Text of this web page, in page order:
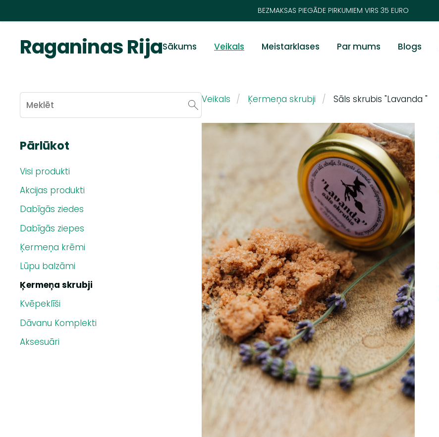
BEZMAKSAS PIEGĀDE PIRKUMIEM VIRS 35 EURO
Raganinas RijaSākums Veikals Meistarklases Par mums Blogs
Pārlūkot
Visi produkti
Akcijas produkti
Dabīgās ziedes
Dabīgās ziepes
Ķermeņa krēmi
Lūpu balzāmi
Ķermeņa skrubji
Kvēpeklīši
Dāvanu Komplekti
Aksesuāri
Veikals Ķermeņa skrubji Sāls skrubis "Lavanda "